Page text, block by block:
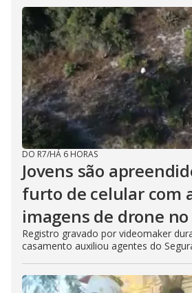
DO R7/HÁ 6 HORAS
Jovens são
furto de celular com
imagens de drone no
Registro gravado por videomaker
casamento auxiliou agentes do